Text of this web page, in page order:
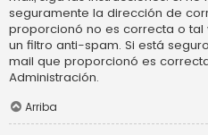
seguramente la dirección de
proporcionó no es correcta o
un filtro anti-spam. Si está
mail que proporcionó es
Administración.
Arriba